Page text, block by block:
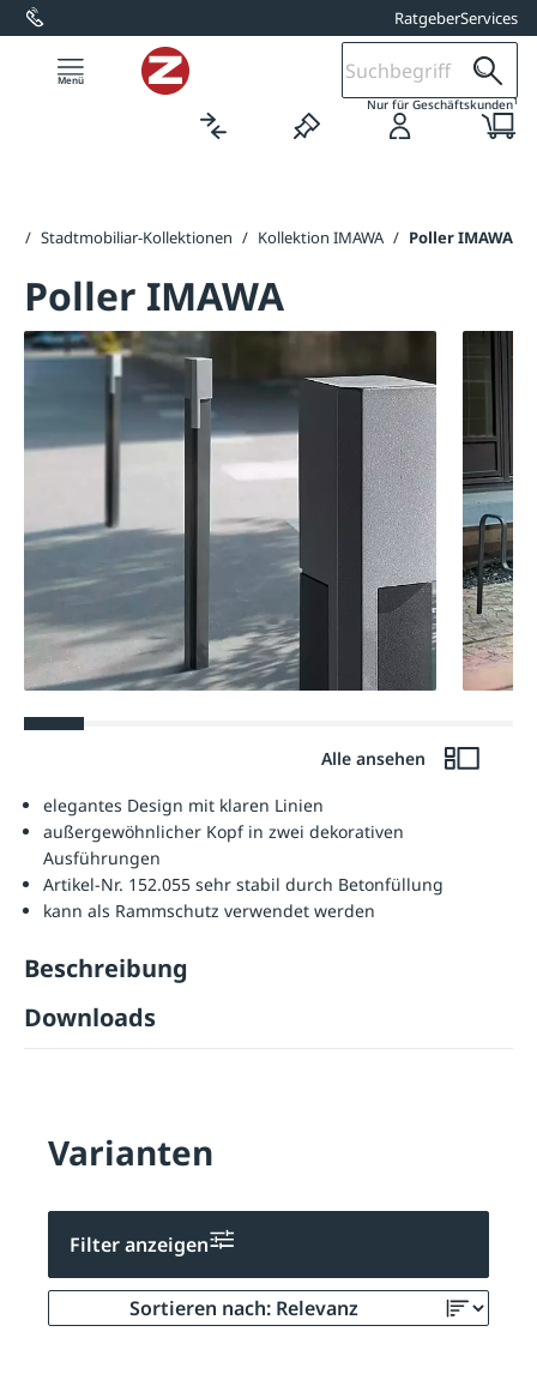
springen RatgeberServices
Nur für Geschäftskunden1
/ Stadtmobiliar-Kollektionen / Kollektion IMAWA / Poller IMAWA
Poller IMAWA
Alle ansehen
elegantes Design mit klaren Linien
außergewöhnlicher Kopf in zwei dekorativen
Ausführungen
Artikel-Nr. 152.055 sehr stabil durch Betonfüllung
kann als Rammschutz verwendet werden
Beschreibung
Downloads
Varianten
Filter anzeigen